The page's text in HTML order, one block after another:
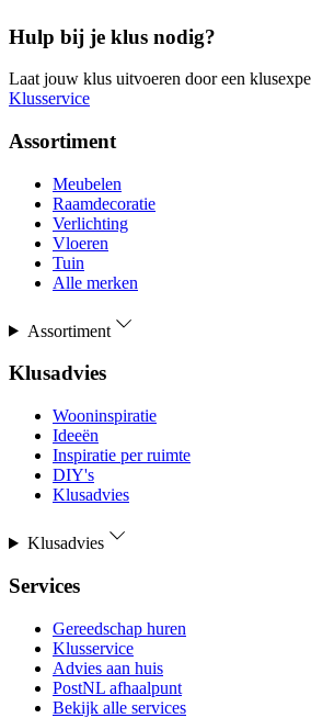
Hulp bij je klus nodig?
Laat jouw klus uitvoeren door een
Klusservice
Assortiment
Meubelen
Raamdecoratie
Verlichting
Vloeren
Tuin
Alle merken
Assortiment
Klusadvies
Wooninspiratie
Ideeën
Inspiratie per ruimte
DIY's
Klusadvies
Klusadvies
Services
Gereedschap huren
Klusservice
Advies aan huis
PostNL afhaalpunt
Bekijk alle services